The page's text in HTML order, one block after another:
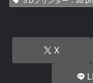
X